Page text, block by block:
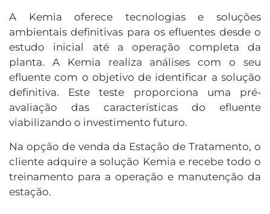
A Kemia oferece tecnologias e soluções
ambientais definitivas para os efluentes desde o
estudo inicial até a operação completa da
planta. A Kemia realiza análises com o seu
efluente com o objetivo de identificar a solução
definitiva. Este teste proporciona uma pré-
avaliação das características do efluente
viabilizando o investimento futuro.
Na opção de venda da Estação de Tratamento, o
cliente adquire a solução Kemia e recebe todo o
treinamento para a operação e manutenção da
estação.